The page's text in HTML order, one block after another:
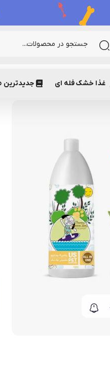
غذا خشک فله ای جدیدترین